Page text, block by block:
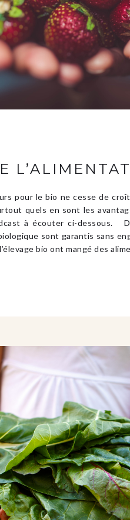
pour le bio ne cesse de
quels en sont les
à écouter ci-dessous.
sont garantis sans
bio ont mangé des